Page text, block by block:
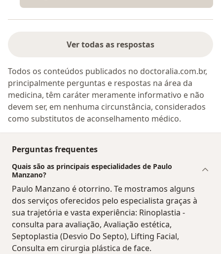
Ver todas as respostas
Todos os conteúdos publicados no doctoralia.com.br,
principalmente perguntas e respostas na área da
medicina, têm caráter meramente informativo e não
devem ser, em nenhuma circunstância, considerados
como substitutos de aconselhamento médico.
Perguntas frequentes
Quais são as principais especialidades de Paulo
Manzano?
Paulo Manzano é otorrino. Te mostramos alguns
dos serviços oferecidos pelo especialista graças à
sua trajetória e vasta experiência: Rinoplastia -
consulta para avaliação, Avaliação estética,
Septoplastia (Desvio Do Septo), Lifting Facial,
Consulta em cirurgia plástica de face.